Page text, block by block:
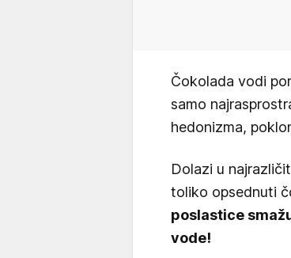
Čokolada vodi
samo
hedonizma,
Dolazi u
toliko opsednuti
poslastice
vode!